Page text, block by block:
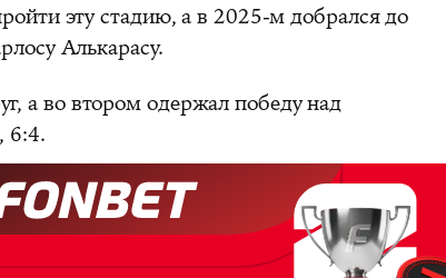
эту стадию, а в 2025-м добрался до
Алькарасу.
а во втором одержал победу над
6:4.